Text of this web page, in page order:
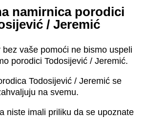
namirnica porodici
/ Jeremić
bez vaše pomoći ne bismo uspeli
porodici Todosijević / Jeremić.
Todosijević / Jeremić se
na svemu.
niste imali priliku da se upoznate